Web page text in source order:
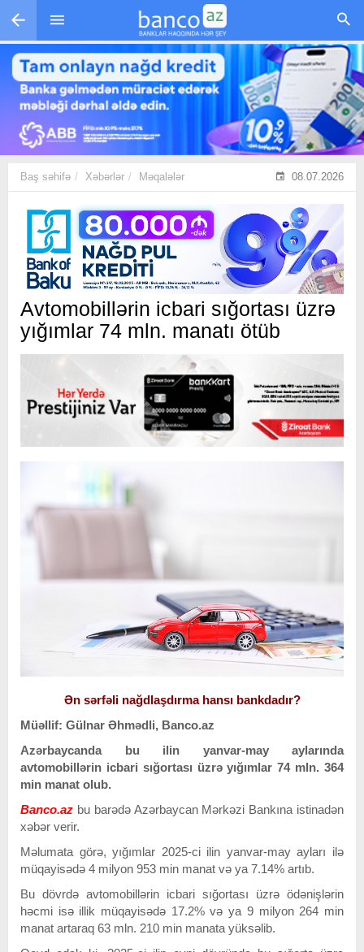
Skip to main content
Baş səhifə Xəbərlər Məqalələr 08.07.2026
Avtomobillərin icbari sığortası üzrə
yığımlar 74 mln. manatı ötüb
Ən sərfəli nağdlaşdırma hansı bankdadır?
Müəllif: Gülnar Əhmədli, Banco.az
Azərbaycanda bu ilin yanvar-may aylarında
avtomobillərin icbari sığortası üzrə yığımlar 74 mln. 364
min manat olub.
Banco.az bu barədə Azərbaycan Mərkəzi Bankına istinadən
xəbər verir.
Məlumata görə, yığımlar 2025-ci ilin yanvar-may ayları ilə
müqayisədə 4 milyon 953 min manat və ya 7.14% artıb.
Bu dövrdə avtomobillərin icbari sığortası üzrə ödənişlərin
həcmi isə illik müqayisədə 17.2% və ya 9 milyon 264 min
manat artaraq 63 mln. 210 min manata yüksəlib.